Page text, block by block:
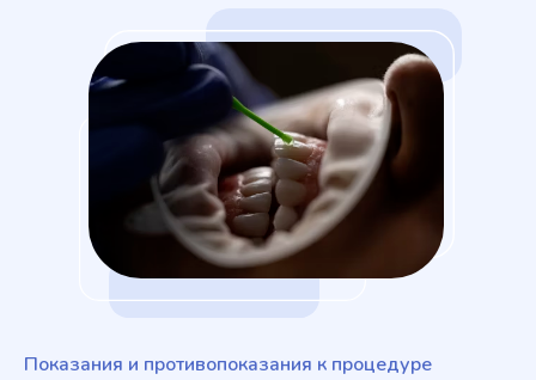
Показания и противопоказания к процедуре